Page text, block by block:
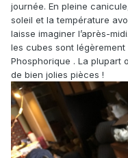
journée. En pleine
soleil et la température
laisse imaginer l’après-
les cubes sont légèrement
Phosphorique . La plupart
de bien jolies pièces !